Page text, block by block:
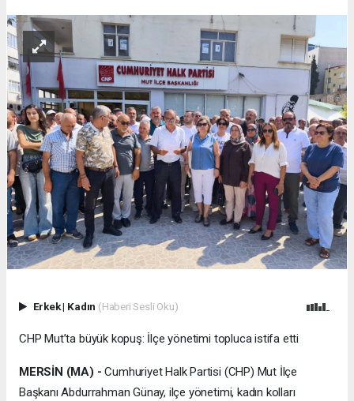
Erkek| Kadın (Haberi Sesli Oku)
CHP Mut’ta büyük kopuş: İlçe yönetimi topluca istifa etti
MERSİN (MA) - Cumhuriyet Halk Partisi (CHP) Mut İlçe
Başkanı Abdurrahman Günay, ilçe yönetimi, kadın kolları